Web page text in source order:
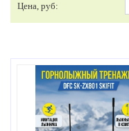
Цена, руб: